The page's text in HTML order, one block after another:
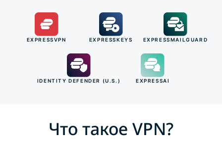
EXPRESSVPN EXPRESSKEYS EXPRESSMAILGUARD
IDENTITY DEFENDER (U.S.) EXPRESSAI
Что такое VPN?